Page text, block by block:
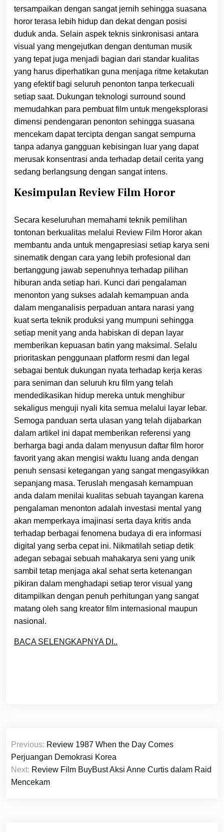
tersampaikan dengan sangat jernih sehingga suasana
horor terasa lebih hidup dan dekat dengan posisi
duduk anda. Selain aspek teknis sinkronisasi antara
visual yang mengejutkan dengan dentuman musik
yang tepat juga menjadi bagian dari standar kualitas
yang harus diperhatikan guna menjaga ritme ketakutan
yang efektif bagi seluruh penonton tanpa terkecuali
setiap saat. Dukungan teknologi surround sound
memudahkan para pembuat film untuk mengeksplorasi
dimensi pendengaran penonton sehingga suasana
mencekam dapat tercipta dengan sangat sempurna
tanpa adanya gangguan kebisingan luar yang dapat
merusak konsentrasi anda terhadap detail cerita yang
sedang berlangsung dengan sangat intens.
Kesimpulan Review Film Horor
Secara keseluruhan memahami teknik pemilihan
tontonan berkualitas melalui Review Film Horor akan
membantu anda untuk mengapresiasi setiap karya seni
sinematik dengan cara yang lebih profesional dan
bertanggung jawab sepenuhnya terhadap pilihan
hiburan anda setiap hari. Kunci dari pengalaman
menonton yang sukses adalah kemampuan anda
dalam menganalisis perpaduan antara narasi yang
kuat serta teknik produksi yang mumpuni sehingga
setiap menit yang anda habiskan di depan layar
memberikan kepuasan batin yang maksimal. Selalu
prioritaskan penggunaan platform resmi dan legal
sebagai bentuk dukungan nyata terhadap kerja keras
para seniman dan seluruh kru film yang telah
mendedikasikan hidup mereka untuk menghibur
sekaligus menguji nyali kita semua melalui layar lebar.
Semoga panduan serta ulasan yang telah dijabarkan
dalam artikel ini dapat memberikan referensi yang
berharga bagi anda dalam menyusun daftar film horor
favorit yang akan mengisi waktu luang anda dengan
penuh sensasi ketegangan yang sangat mengasyikkan
sepanjang masa. Teruslah mengasah kemampuan
anda dalam menilai kualitas sebuah tayangan karena
pengalaman menonton adalah investasi mental yang
akan memperkaya imajinasi serta daya kritis anda
terhadap berbagai fenomena budaya di era informasi
digital yang serba cepat ini. Nikmatilah setiap detik
adegan sebagai sebuah mahakarya seni yang unik
sambil tetap menjaga akal sehat serta ketenangan
pikiran dalam menghadapi setiap teror visual yang
ditampilkan dengan penuh perhitungan yang sangat
matang oleh sang kreator film internasional maupun
nasional.
BACA SELENGKAPNYA DI..
Post
navigation
Previous: Review 1987 When the Day Comes
Perjuangan Demokrasi Korea
Next: Review Film BuyBust Aksi Anne Curtis dalam Raid
Mencekam